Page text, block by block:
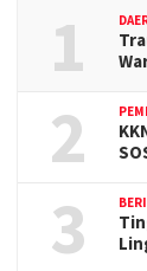
1
2
3